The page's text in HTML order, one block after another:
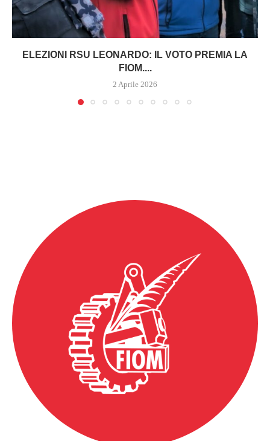
ELEZIONI RSU LEONARDO: IL VOTO PREMIA LA
FIOM....
2 Aprile 2026